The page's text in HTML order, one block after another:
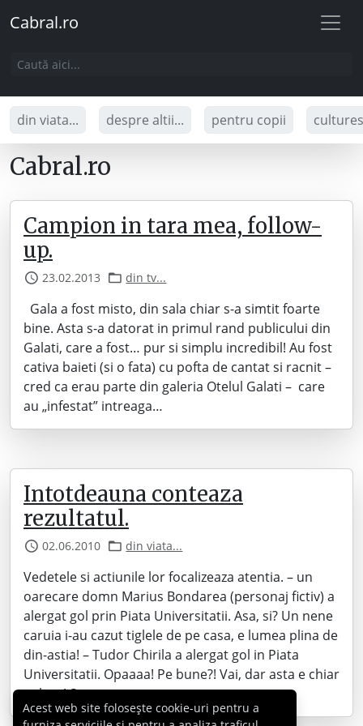
Cabral.ro
din viata... despre altii... pentru copii
Cabral.ro
Campion in tara mea, follow-
up.
23.02.2013 din tv...
Gala a fost misto, din sala chiar s-a simtit foarte
bine. Asta s-a datorat in primul rand publicului din
Galati, care a fost… pur si simplu incredibil! Au fost
cativa baieti (si o fata) cu pofta de cantat si racnit –
cred ca erau parte din galeria Otelul Galati – care
au „infestat” intreaga…
Intotdeauna conteaza
rezultatul.
02.06.2010 din viata...
Vedetele si actiunile lor focalizeaza atentia. – un
oarecare domn Marius Bondarea (personaj fictiv) a
alergat gol prin Piata Universitatii. Asa, si? Un nene
caruia i-au cazut tiglele de pe casa, e lumea plina de
din-astia! – Tudor Chirila a alergat gol in Piata
Universitatii. Opaaaa! Pe bune?! Vai, dar asta e chiar
nebun! Sunt…
Acest web site folosește cookie-uri pentru a